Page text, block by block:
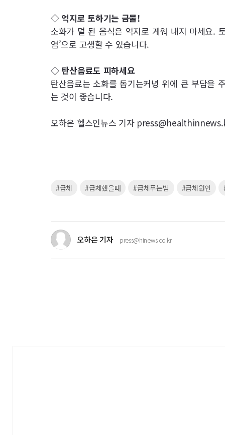
◇ 억지로 토하기는 금물!
소화가 덜 된 음식은 억지로 게워 내지 마세요.
염’으로 고생할 수 있습니다.
◇ 탄산음료도 피하세요
탄산음료는 소화를 돕기는커녕 위에 큰 부담을
는 것이 좋습니다.
오하은 헬스인뉴스 기자
키
드
#급체 #급체했을때 #급체푸는법 #급체원인
오하은 기자 press@hinews.co.kr